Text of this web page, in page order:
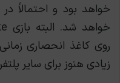
روی کاغذ انحصاری
زیادی هنوز برای سایر